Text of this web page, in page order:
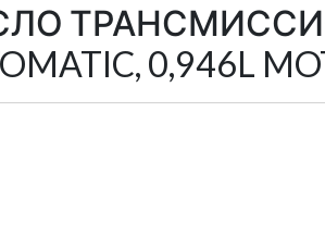
0,946L